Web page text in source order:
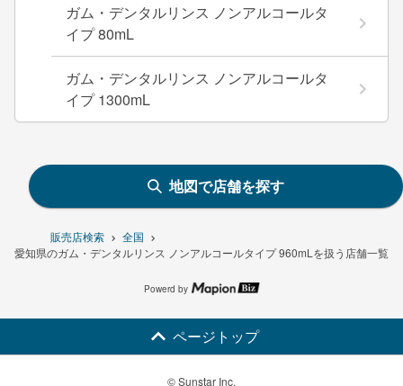
販売店検索
全国
愛知県のガム・デンタルリンス ノンアルコールタイプ 960mLを扱う店舗一覧
ガム・デンタルリンス ノンアルコールタ
イプ 80mL
ガム・デンタルリンス ノンアルコールタ
イプ 1300mL
地図で店舗を探す
Powerd by
ページトップ
© Sunstar Inc.